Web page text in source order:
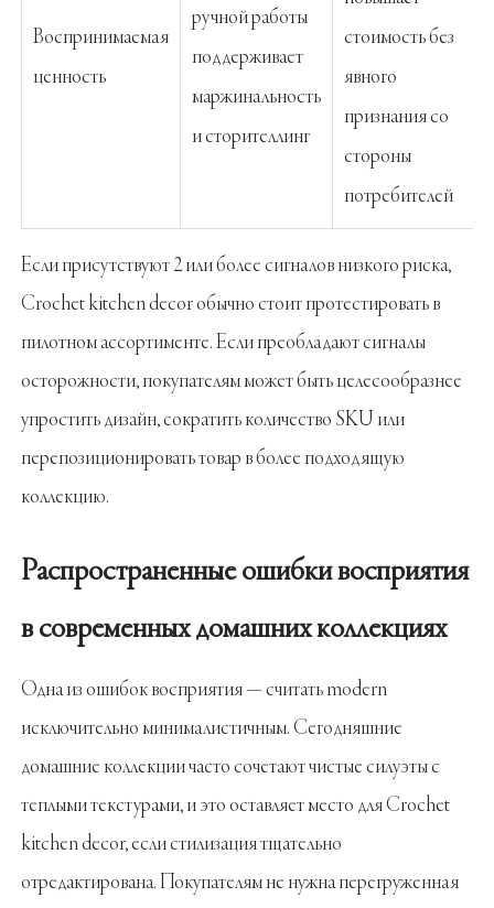
Воспринимаемая
ценность
ручной работы
поддерживает
маржинальность
и сторителлинг
стоимость без
явного
признания со
стороны
потребителей
Если присутствуют 2 или более сигналов низкого риска,
Crochet kitchen decor обычно стоит протестировать в
пилотном ассортименте. Если преобладают сигналы
осторожности, покупателям может быть целесообразнее
упростить дизайн, сократить количество SKU или
перепозиционировать товар в более подходящую
коллекцию.
Распространенные ошибки восприятия
в современных домашних коллекциях
Одна из ошибок восприятия — считать modern
исключительно минималистичным. Сегодняшние
домашние коллекции часто сочетают чистые силуэты с
теплыми текстурами, и это оставляет место для Crochet
kitchen decor, если стилизация тщательно
отредактирована. Покупателям не нужна перегруженная